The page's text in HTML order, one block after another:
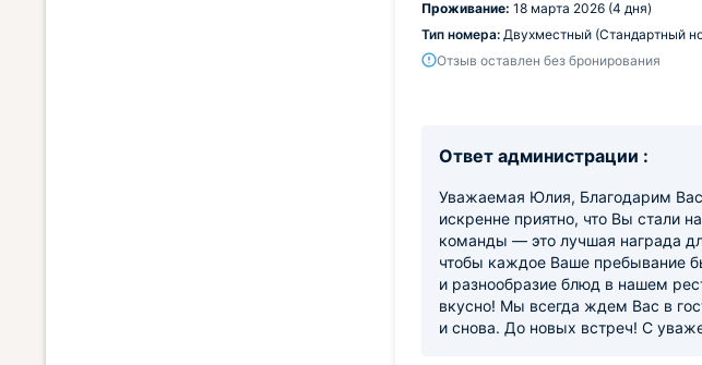
Проживание: 18 марта 2026 (4 дня)
Тип номера: Двухместный (Стандартный
Отзыв оставлен без бронирования
Ответ администрации :
Уважаемая Юлия, Благодарим Вас
искренне приятно, что Вы стали
команды — это лучшая награда
чтобы каждое Ваше пребывание
и разнообразие блюд в нашем
вкусно! Мы всегда ждем Вас в
и снова. До новых встреч! С